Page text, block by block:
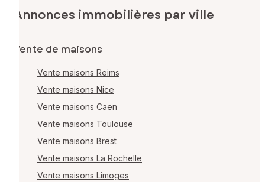
Annonces immobilières par ville
Vente de maisons
Vente maisons Reims
Vente maisons Nice
Vente maisons Caen
Vente maisons Toulouse
Vente maisons Brest
Vente maisons La Rochelle
Vente maisons Limoges